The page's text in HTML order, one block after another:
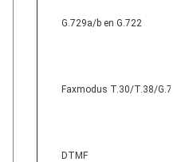
G.729a/b en G.722
Faxmodus T.30/T.38/G.711
DTMF